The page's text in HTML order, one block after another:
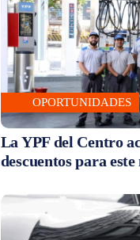
OPORTUNIDADES
La YPF del Centro
descuentos para este